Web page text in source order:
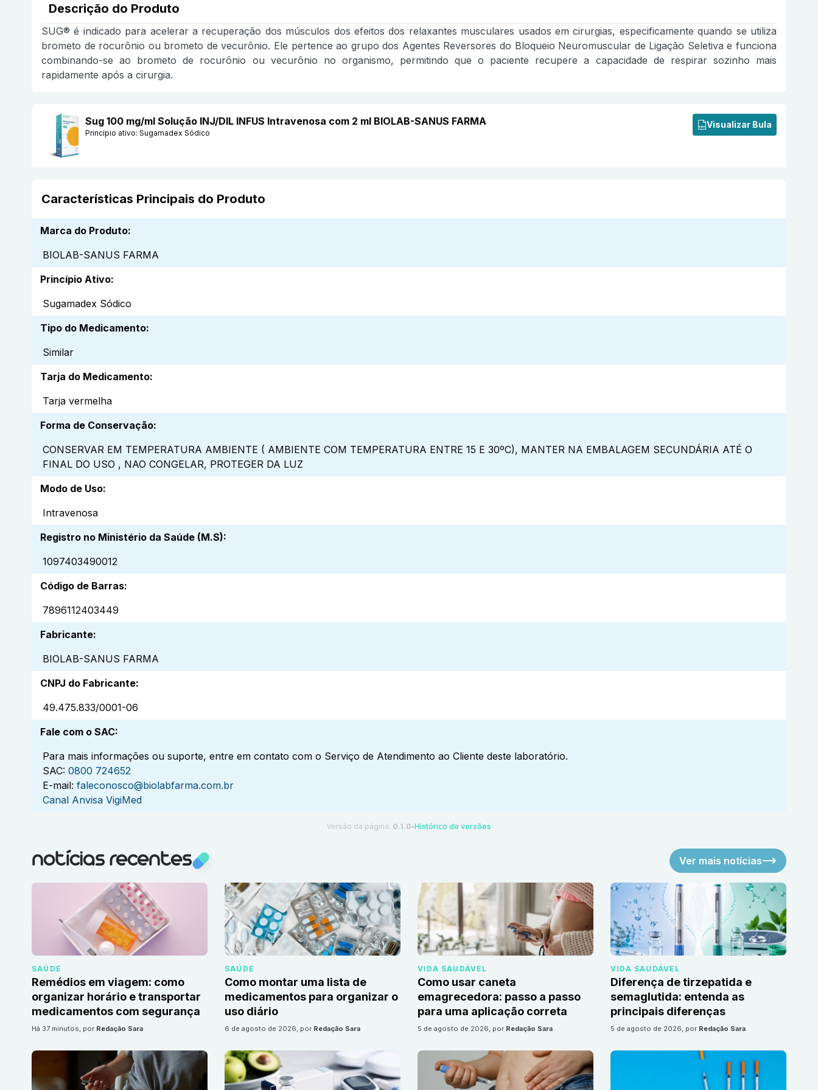
Descrição do Produto
SUG® é indicado para acelerar a recuperação dos músculos dos efeitos dos relaxantes musculares usados em cirurgias, especificamente quando se utiliza
brometo de rocurônio ou brometo de vecurônio. Ele pertence ao grupo dos Agentes Reversores do Bloqueio Neuromuscular de Ligação Seletiva e funciona
combinando-se ao brometo de rocurônio ou vecurônio no organismo, permitindo que o paciente recupere a capacidade de respirar sozinho mais
rapidamente após a cirurgia.
Sug 100 mg/ml Solução INJ/DIL INFUS Intravenosa com 2 ml BIOLAB-SANUS FARMA
Princípio ativo: Sugamadex Sódico
Visualizar Bula
Características Principais do Produto
Marca do Produto:
BIOLAB-SANUS FARMA
Princípio Ativo:
Sugamadex Sódico
Tipo do Medicamento:
Similar
Tarja do Medicamento:
Tarja vermelha
Forma de Conservação:
CONSERVAR EM TEMPERATURA AMBIENTE ( AMBIENTE COM TEMPERATURA ENTRE 15 E 30ºC), MANTER NA EMBALAGEM SECUNDÁRIA ATÉ O
FINAL DO USO , NAO CONGELAR, PROTEGER DA LUZ
Modo de Uso:
Intravenosa
Registro no Ministério da Saúde (M.S):
1097403490012
Código de Barras:
7896112403449
Fabricante:
BIOLAB-SANUS FARMA
CNPJ do Fabricante:
49.475.833/0001-06
Fale com o SAC:
Para mais informações ou suporte, entre em contato com o Serviço de Atendimento ao Cliente deste laboratório.
SAC: 0800 724652
E-mail: faleconosco@biolabfarma.com.br
Canal Anvisa VigiMed
Versão da página: 0.1.0 ●Histórico de versões
notícias recentes Ver mais notícias
SAÚDE
Remédios em viagem: como
organizar horário e transportar
medicamentos com segurança
há 37 minutos, por Redação Sara
SAÚDE
Como montar uma lista de
medicamentos para organizar o
uso diário
6 de agosto de 2026, por Redação Sara
VIDA SAUDÁVEL
Como usar caneta
emagrecedora: passo a passo
para uma aplicação correta
5 de agosto de 2026, por Redação Sara
VIDA SAUDÁVEL
Diferença de tirzepatida e
semaglutida: entenda as
principais diferenças
5 de agosto de 2026, por Redação Sara